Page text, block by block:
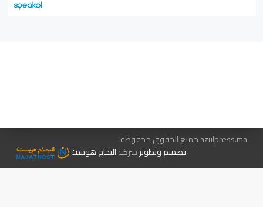
azulpress.ma جميع الحقوق محفوظة
تصميم وتطويرشركةالنجاح هوست